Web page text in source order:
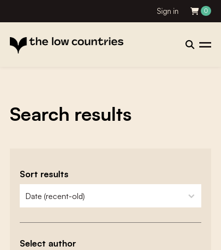
Sign in 0
Search results
Sort results
zoeken - sorteer
sort content
Select author